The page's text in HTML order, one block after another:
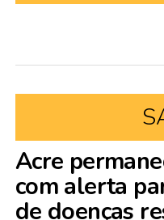
Acre
com alerta
de doenças